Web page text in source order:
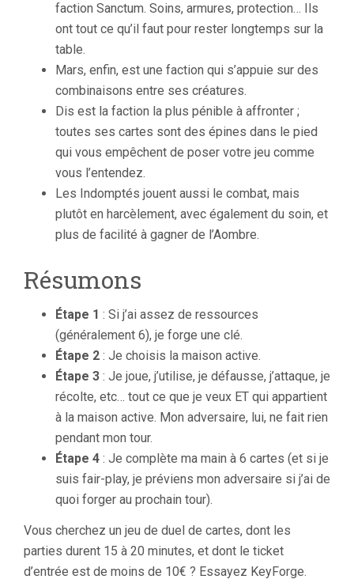
faction Sanctum. Soins, armures, protection… Ils
ont tout ce qu’il faut pour rester longtemps sur la
table.
Mars, enfin, est une faction qui s’appuie sur des
combinaisons entre ses créatures.
Dis est la faction la plus pénible à affronter ;
toutes ses cartes sont des épines dans le pied
qui vous empêchent de poser votre jeu comme
vous l’entendez.
Les Indomptés jouent aussi le combat, mais
plutôt en harcèlement, avec également du soin, et
plus de facilité à gagner de l’Aombre.
Résumons
Étape 1 : Si j’ai assez de ressources
(généralement 6), je forge une clé.
Étape 2 : Je choisis la maison active.
Étape 3 : Je joue, j’utilise, je défausse, j’attaque, je
récolte, etc… tout ce que je veux ET qui appartient
à la maison active. Mon adversaire, lui, ne fait rien
pendant mon tour.
Étape 4 : Je complète ma main à 6 cartes (et si je
suis fair-play, je préviens mon adversaire si j’ai de
quoi forger au prochain tour).
Vous cherchez un jeu de duel de cartes, dont les
parties durent 15 à 20 minutes, et dont le ticket
d’entrée est de moins de 10€ ? Essayez KeyForge.